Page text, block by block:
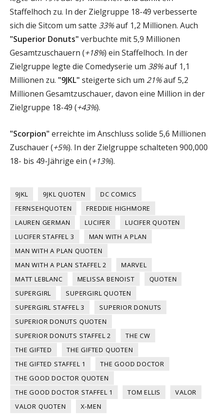
Staffelhoch zu. In der Zielgruppe 18-49 verbesserte
sich die Sitcom um satte 33%auf 1,2 Millionen. Auch
"Superior Donuts" verbuchte mit 5,9 Millionen
Gesamtzuschauern (+18%) ein Staffelhoch. In der
Zielgruppe legte die Comedyserie um 38%auf 1,1
Millionen zu. "9JKL" steigerte sich um 21%auf 5,2
Millionen Gesamtzuschauer, davon eine Million in der
Zielgruppe 18-49 (+43%).
"Scorpion" erreichte im Anschluss solide 5,6 Millionen
Zuschauer (+5%). In der Zielgruppe schalteten 900,000
18- bis 49-Jährige ein (+13%).
9JKL 9JKL QUOTEN
DC COMICS
FERNSEHQUOTEN
FREDDIE HIGHMORE
LAUREN GERMAN
LUCIFER
LUCIFER QUOTEN
LUCIFER STAFFEL 3
MAN WITH A PLAN
MAN WITH A PLAN QUOTEN
MAN WITH A PLAN STAFFEL 2
MARVEL
MATT LEBLANC
MELISSA BENOIST
QUOTEN
SUPERGIRL
SUPERGIRL QUOTEN
SUPERGIRL STAFFEL 3
SUPERIOR DONUTS
SUPERIOR DONUTS QUOTEN
SUPERIOR DONUTS STAFFEL 2
THE CW
THE GIFTED
THE GIFTED QUOTEN
THE GIFTED STAFFEL 1
THE GOOD DOCTOR
THE GOOD DOCTOR QUOTEN
THE GOOD DOCTOR STAFFEL 1
TOM ELLIS
VALOR
VALOR QUOTEN
X-MEN